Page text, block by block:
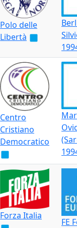
Polo delle
Libertà
Centro
Cristiano
Democratico
Forza Italia
FE